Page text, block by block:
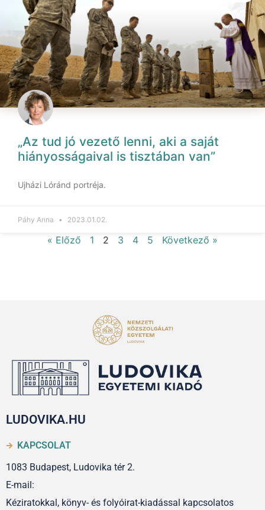
„Az tud jó vezető lenni, aki a saját
hiányosságaival is tisztában van”
Ujházi Lóránd portréja.
Páhy Anna 2023.01.02.
« Előző 1 2 3 4 5 Következő »
LUDOVIKA.HU
KAPCSOLAT
1083 Budapest, Ludovika tér 2.
E-mail:
Kéziratokkal, könyv- és folyóirat-kiadással kapcsolatos